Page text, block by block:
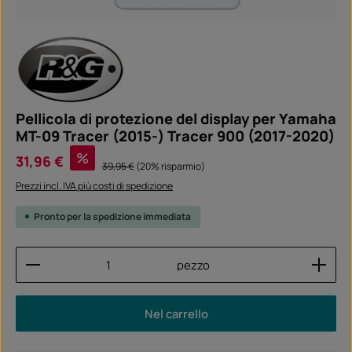
Pellicola di protezione del display per Yamaha
MT-09 Tracer (2015-) Tracer 900 (2017-2020)
Prezzo di vendita:
31,96 € % Prezzo normale:
39,95 €(20% risparmio)
Prezzi incl. IVA più costi di spedizione
Pronto per la spedizione immediata
Quantità del prodotto: inserisci la quantità
pezzo
Nel carrello